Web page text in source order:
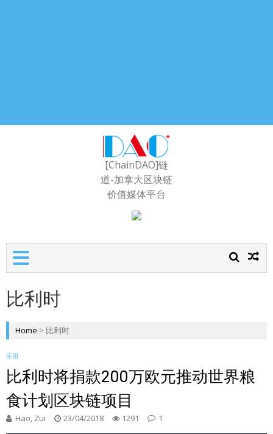
[ChainDAO]链
道-加拿大区块链
价值媒体平台
比利时
Home > 比利时
应用
比利时将捐款200万欧元推动世界粮
食计划区块链项目
Hao, Zui 23/04/2018 1291 1